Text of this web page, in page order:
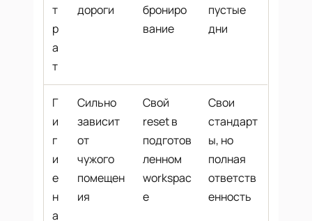
т
р
а
т
дороги
брониро
вание
пустые
дни
Г
и
г
и
е
н
а
Сильно
зависит
от
чужого
помещен
ия
Свой
reset в
подготов
ленном
workspac
e
Свои
стандарт
ы, но
полная
ответств
енность